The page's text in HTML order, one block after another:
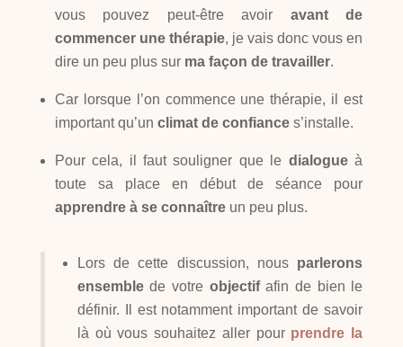
vous pouvez peut-être avoir avant de
commencer une thérapie, je vais donc vous en
dire un peu plus sur ma façon de travailler.
Car lorsque l’on commence une thérapie, il est
important qu’un climat de confiances’installe.
Pour cela, il faut souligner que le dialogueà
toute sa place en début de séance pour
apprendre à se connaîtreun peu plus.
Lors de cette discussion, nous parlerons
ensemblede votre objectifafin de bien le
définir. Il est notamment important de savoir
là où vous souhaitez aller pour prendre la